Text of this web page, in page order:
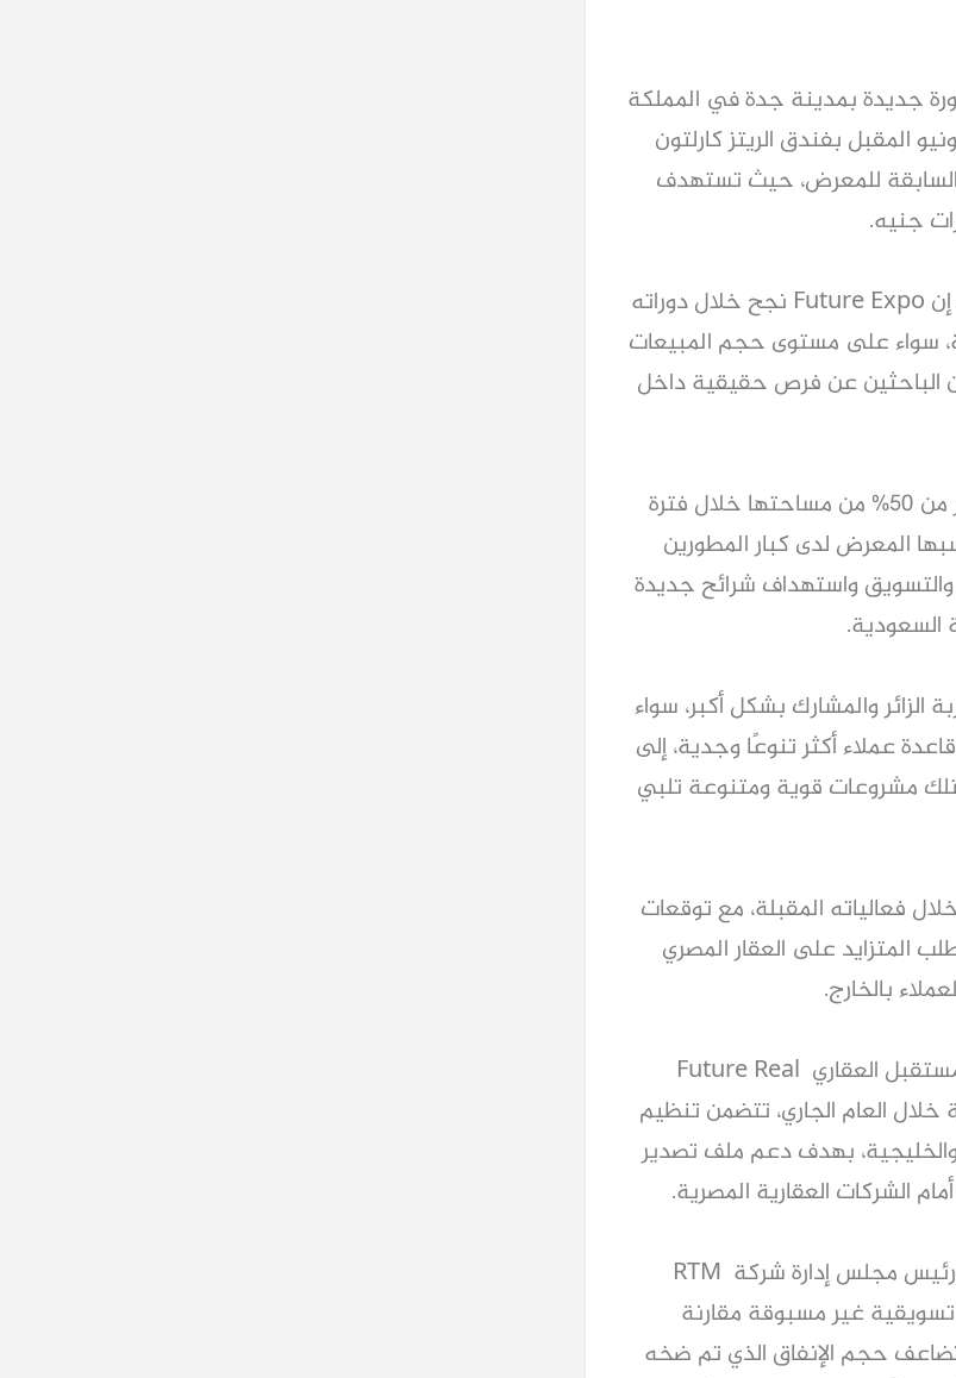
السعودية.
بالخارج.
ولفت إلى أن النجاحات المتتالية التي حققها معرض المستقبل العقاري Future Real
أكثر من 7 معارض عقارية في عدد من الأسواق العربية والخليجية، بهدف دعم ملف تصدير
الشركات العقارية المصرية.
وقال دكتور محمد فتحي، استشاري التسويق للمعرض ورئيس مجلس إدارة شركة RTM